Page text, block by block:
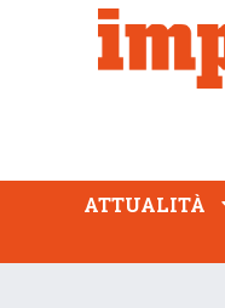
ATTUALITÀ
PROFESSIONE
ATTUALITÀ